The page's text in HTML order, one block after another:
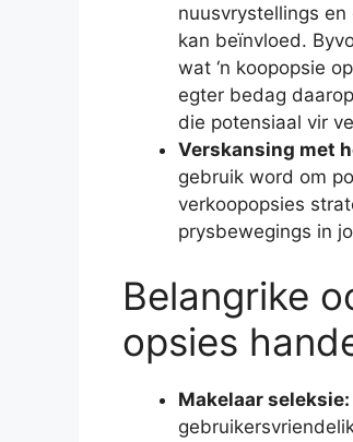
nuusvrystellings
kan beïnvloed.
wat ‘n koopopsie
egter bedag
die potensiaal vir
Verskansing met
gebruik word om
verkoopopsies
prysbewegings in
Belangrike
opsies
Makelaar seleksie: